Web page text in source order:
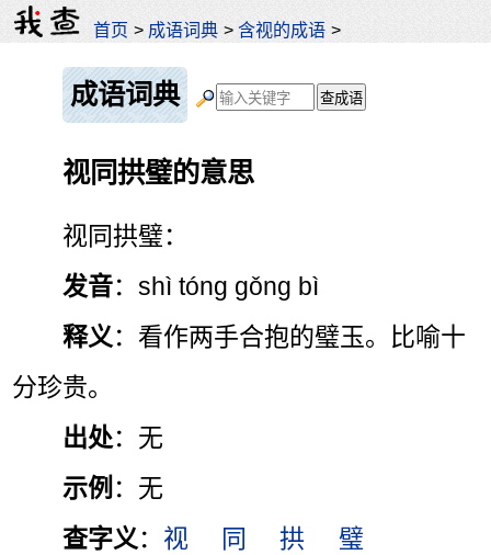
首页 > 成语词典 >含视的成语 >
成语词典
视同拱璧的意思
视同拱璧：
发音：shì tóng gǒng bì
释义 ：看作两手合抱的璧玉。比喻十
分珍贵。
出处：无
示例 ：无
查字义 ： 视 同 拱 璧